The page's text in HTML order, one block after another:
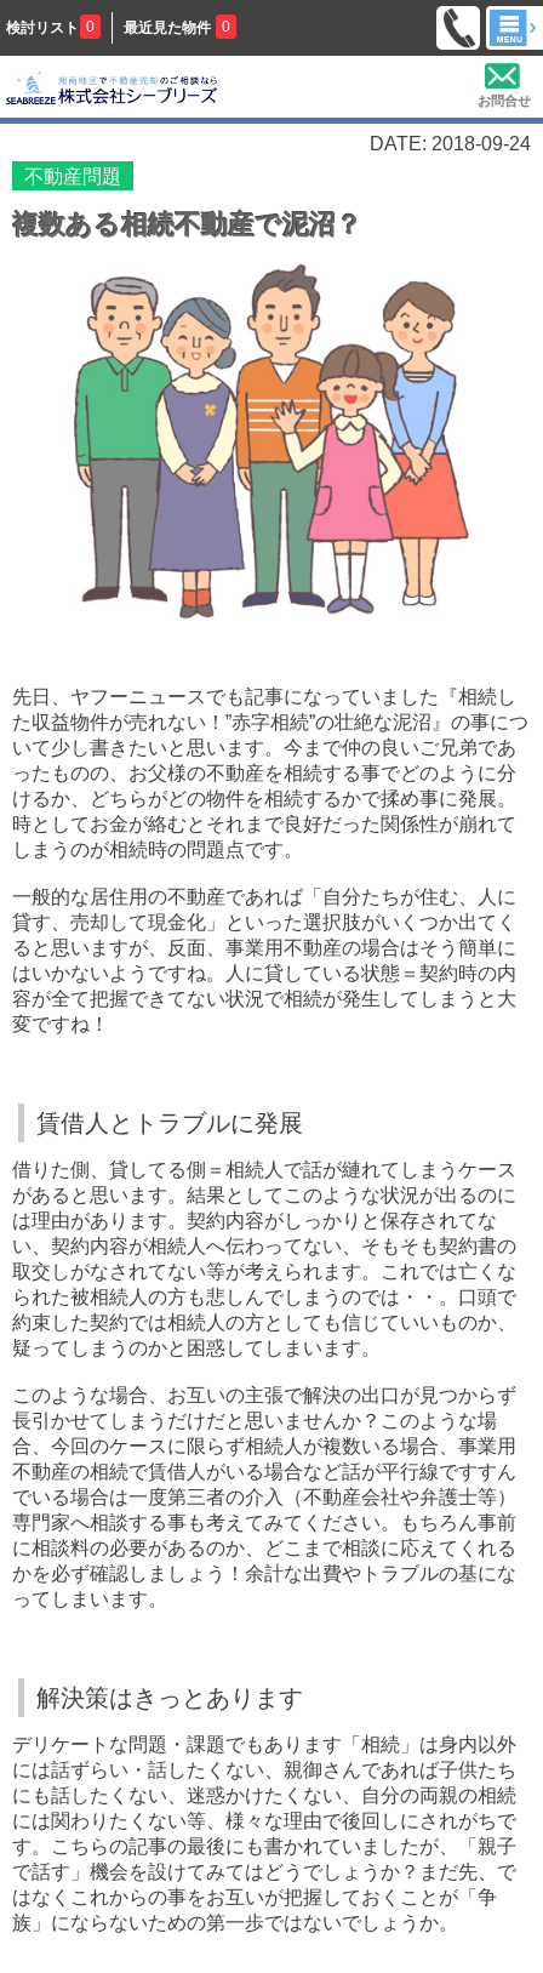
検討リスト 0 最近見た物件 0
お問合せ
DATE: 2018-09-24
不動産問題
複数ある相続不動産で泥沼？
先日、ヤフーニュースでも記事になっていました『相続し
た収益物件が売れない！”赤字相続”の壮絶な泥沼』の事につ
いて少し書きたいと思います。今まで仲の良いご兄弟であ
ったものの、お父様の不動産を相続する事でどのように分
けるか、どちらがどの物件を相続するかで揉め事に発展。
時としてお金が絡むとそれまで良好だった関係性が崩れて
しまうのが相続時の問題点です。
一般的な居住用の不動産であれば「自分たちが住む、人に
貸す、売却して現金化」といった選択肢がいくつか出てく
ると思いますが、反面、事業用不動産の場合はそう簡単に
はいかないようですね。人に貸している状態＝契約時の内
容が全て把握できてない状況で相続が発生してしまうと大
変ですね！
賃借人とトラブルに発展
借りた側、貸してる側＝相続人で話が縺れてしまうケース
があると思います。結果としてこのような状況が出るのに
は理由があります。契約内容がしっかりと保存されてな
い、契約内容が相続人へ伝わってない、そもそも契約書の
取交しがなされてない等が考えられます。これでは亡くな
られた被相続人の方も悲しんでしまうのでは・・。口頭で
約束した契約では相続人の方としても信じていいものか、
疑ってしまうのかと困惑してしまいます。
このような場合、お互いの主張で解決の出口が見つからず
長引かせてしまうだけだと思いませんか？このような場
合、今回のケースに限らず相続人が複数いる場合、事業用
不動産の相続で賃借人がいる場合など話が平行線ですすん
でいる場合は一度第三者の介入（不動産会社や弁護士等）
専門家へ相談する事も考えてみてください。もちろん事前
に相談料の必要があるのか、どこまで相談に応えてくれる
かを必ず確認しましょう！余計な出費やトラブルの基にな
ってしまいます。
解決策はきっとあります
デリケートな問題・課題でもあります「相続」は身内以外
には話ずらい・話したくない、親御さんであれば子供たち
にも話したくない、迷惑かけたくない、自分の両親の相続
には関わりたくない等、様々な理由で後回しにされがちで
す。こちらの記事の最後にも書かれていましたが、「親子
で話す」機会を設けてみてはどうでしょうか？まだ先、で
はなくこれからの事をお互いが把握しておくことが「争
族」にならないための第一歩ではないでしょうか。